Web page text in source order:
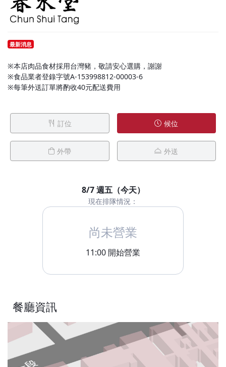
最新消息
※本店肉品食材採用台灣豬，敬請安心選購，謝謝
※食品業者登錄字號A-153998812-00003-6
※每筆外送訂單將酌收40元配送費用
訂位 候位
外帶 外送
8/7 週五（今天）
現在排隊情況：
尚未營業
11:00 開始營業
餐廳資訊